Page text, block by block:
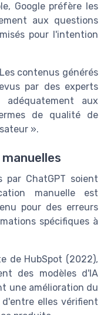
Google préfère les
aux questions
pour l'intention
contenus générés
par des experts
aux
de qualité de
».
par ChatGPT soient
manuelle est
pour des erreurs
spécifiques à
de HubSpot (2022),
des modèles d'IA
une amélioration du
d'entre elles vérifient